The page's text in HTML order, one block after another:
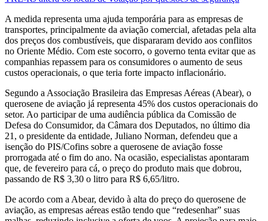
A medida representa uma ajuda temporária para as empresas de
transportes, principalmente da aviação comercial, afetadas pela alta
dos preços dos combustíveis, que dispararam devido aos conflitos
no Oriente Médio. Com este socorro, o governo tenta evitar que as
companhias repassem para os consumidores o aumento de seus
custos operacionais, o que teria forte impacto inflacionário.
Segundo a Associação Brasileira das Empresas Aéreas (Abear), o
querosene de aviação já representa 45% dos custos operacionais do
setor. Ao participar de uma audiência pública da Comissão de
Defesa do Consumidor, da Câmara dos Deputados, no último dia
21, o presidente da entidade, Juliano Norman, defendeu que a
isenção do PIS/Cofins sobre a querosene de aviação fosse
prorrogada até o fim do ano. Na ocasião, especialistas apontaram
que, de fevereiro para cá, o preço do produto mais que dobrou,
passando de R$ 3,30 o litro para R$ 6,65/litro.
De acordo com a Abear, devido à alta do preço do querosene de
aviação, as empresas aéreas estão tendo que “redesenhar” suas